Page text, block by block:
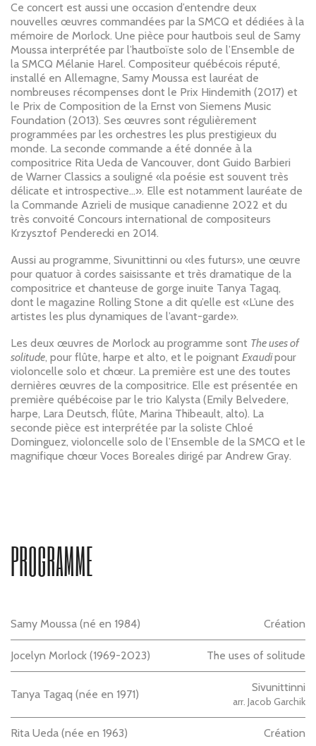
Ce concert est aussi une occasion d’entendre deux
nouvelles œuvres commandées par la SMCQ et dédiées à la
mémoire de Morlock. Une pièce pour hautbois seul de Samy
Moussa interprétée par l’hautboïste solo de l’Ensemble de
la SMCQ Mélanie Harel. Compositeur québécois réputé,
installé en Allemagne, Samy Moussa est lauréat de
nombreuses récompenses dont le Prix Hindemith (2017) et
le Prix de Composition de la Ernst von Siemens Music
Foundation (2013). Ses œuvres sont régulièrement
programmées par les orchestres les plus prestigieux du
monde. La seconde commande a été donnée à la
compositrice Rita Ueda de Vancouver, dont Guido Barbieri
de Warner Classics a souligné «la poésie est souvent très
délicate et introspective…». Elle est notamment lauréate de
la Commande Azrieli de musique canadienne 2022 et du
très convoité Concours international de compositeurs
Krzysztof Penderecki en 2014.
Aussi au programme, Sivunittinni ou «les futurs», une œuvre
pour quatuor à cordes saisissante et très dramatique de la
compositrice et chanteuse de gorge inuite Tanya Tagaq,
dont le magazine Rolling Stone a dit qu’elle est «L’une des
artistes les plus dynamiques de l’avant-garde».
Les deux œuvres de Morlock au programme sont The uses of
solitude, pour flûte, harpe et alto, et le poignant Exaudipour
violoncelle solo et chœur. La première est une des toutes
dernières œuvres de la compositrice. Elle est présentée en
première québécoise par le trio Kalysta (Emily Belvedere,
harpe, Lara Deutsch, flûte, Marina Thibeault, alto). La
seconde pièce est interprétée par la soliste Chloé
Dominguez, violoncelle solo de l’Ensemble de la SMCQ et le
magnifique chœur Voces Boreales dirigé par Andrew Gray.
PROGRAMME
Samy Moussa (né en 1984) Création
Jocelyn Morlock (1969-2023) The uses of solitude
Tanya Tagaq (née en 1971)
Sivunittinni
arr. Jacob Garchik
Rita Ueda (née en 1963) Création